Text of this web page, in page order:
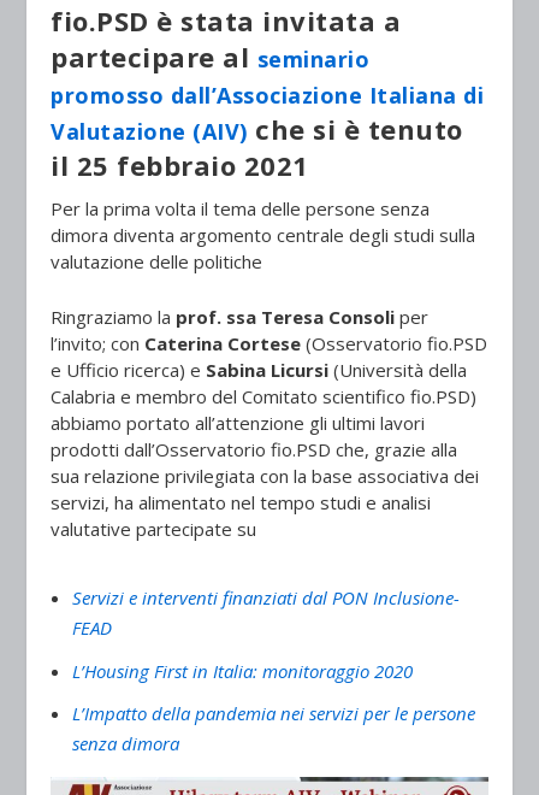
fio.PSD è stata invitata a
partecipare al seminario
promosso dall’Associazione Italiana di
Valutazione (AIV) che si è tenuto
il 25 febbraio 2021
Per la prima volta il tema delle persone senza
dimora diventa argomento centrale degli studi sulla
valutazione delle politiche
Ringraziamo la prof. ssa Teresa Consoli per
l’invito; con Caterina Cortese (Osservatorio fio.PSD
e Ufficio ricerca) e Sabina Licursi (Università della
Calabria e membro del Comitato scientifico fio.PSD)
abbiamo portato all’attenzione gli ultimi lavori
prodotti dall’Osservatorio fio.PSD che, grazie alla
sua relazione privilegiata con la base associativa dei
servizi, ha alimentato nel tempo studi e analisi
valutative partecipate su
Servizi e interventi finanziati dal PON Inclusione-
FEAD
L’Housing First in Italia: monitoraggio 2020
L’Impatto della pandemia nei servizi per le persone
senza dimora